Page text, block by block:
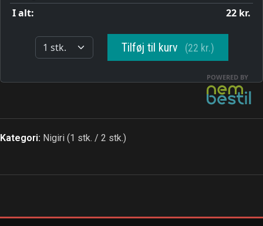
Kategori: Nigiri (1 stk. / 2 stk.)